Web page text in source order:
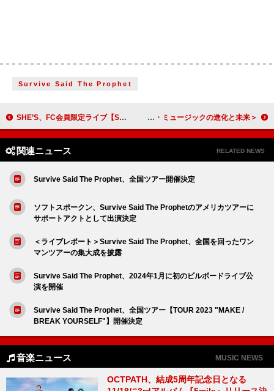
Survive Said The Prophet
SHE’S、FC会員限定ライブ【SHE”Zoo”サファリ】東名阪で開催決定 ＜インタビュー＞【グラミー賞】Wノミネートの Luis Figueroaが語る、ラテン・ミュージックの進化と未来
関連ニュース RELATED NEWS
Survive Said The Prophet、全国ツアー開催決定
ソフトスポークン、Survive Said The Prophetのアメリカツアーに
サポートアクトとして出演決定
＜ライブレポート＞Survive Said The Prophet、全国を回ったワン
マンツアーの集大成を披露
Survive Said The Prophet、2024年1月に初のビルボードライブ公
演を開催
Survive Said The Prophet、全国ツアー【TOUR 2023 "MAKE /
BREAK YOURSELF"】開催決定
音楽ニュース MUSIC NEWS
OCTPATH、結成5周年記念日となる